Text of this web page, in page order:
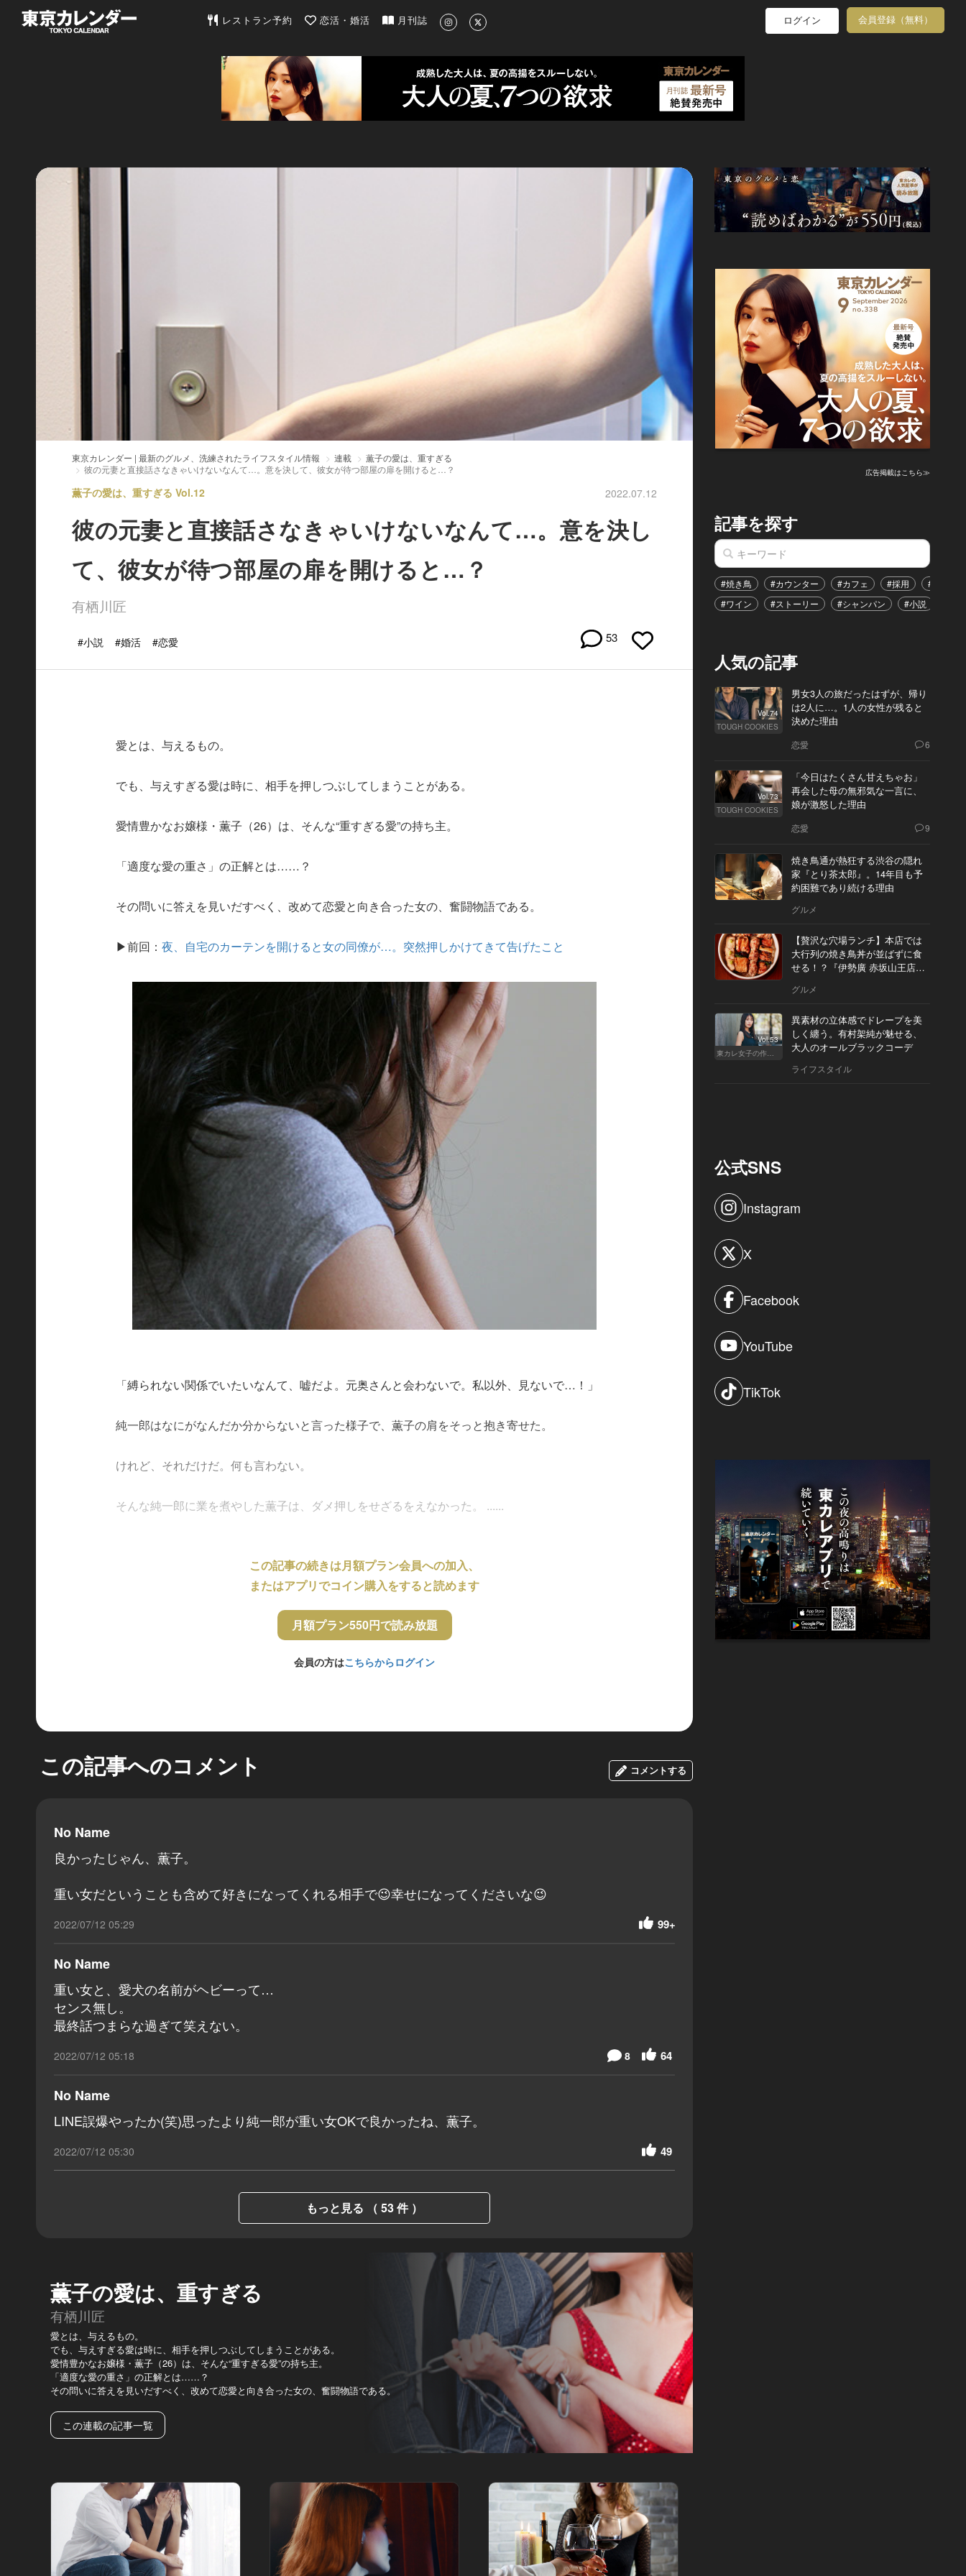
東京カレンダー | 最新のグルメ、洗練されたライフスタイル情報
レストラン予約 恋活・婚活 月刊誌 ログイン 会員登録（無料）
東京カレンダー | 最新のグルメ、洗練されたライフスタイル情報 連載
薫子の愛は、重すぎる
彼の元妻と直接話さなきゃいけないなんて…。意を決して、彼女が待つ部屋の扉を開けると…？
薫子の愛は、重すぎる Vol.12 2022.07.12
彼の元妻と直接話さなきゃいけないなんて…。意を決し
て、彼女が待つ部屋の扉を開けると…？
有栖川匠
#小説 #婚活 #恋愛 53
愛とは、与えるもの。
でも、与えすぎる愛は時に、相手を押しつぶしてしまうことがある。
愛情豊かなお嬢様・薫子（26）は、そんな“重すぎる愛”の持ち主。
「適度な愛の重さ」の正解とは……？
その問いに答えを見いだすべく、改めて恋愛と向き合った女の、奮闘物語である。
▶前回：夜、自宅のカーテンを開けると女の同僚が…。突然押しかけてきて告げたこと
「縛られない関係でいたいなんて、嘘だよ。元奥さんと会わないで。私以外、見ないで…！」
純一郎はなにがなんだか分からないと言った様子で、薫子の肩をそっと抱き寄せた。
けれど、それだけだ。何も言わない。
そんな純一郎に業を煮やした薫子は、ダメ押しをせざるをえなかった。 ......
この記事の続きは月額プラン会員への加入、
またはアプリでコイン購入をすると読めます
月額プラン550円で読み放題
会員の方はこちらからログイン
この記事へのコメント コメントする
No Name
良かったじゃん、薫子。
重い女だということも含めて好きになってくれる相手で😉幸せになってくださいな😉
2022/07/12 05:29 99+
No Name
重い女と、愛犬の名前がヘビーって…
センス無し。
最終話つまらな過ぎて笑えない。
2022/07/12 05:18 64
8
No Name
LINE誤爆やったか(笑)思ったより純一郎が重い女OKで良かったね、薫子。
2022/07/12 05:30 49
もっと見る （ 53 件 ）
薫子の愛は、重すぎる
有栖川匠
愛とは、与えるもの。
でも、与えすぎる愛は時に、相手を押しつぶしてしまうことがある。
愛情豊かなお嬢様・薫子（26）は、そんな“重すぎる愛”の持ち主。
「適度な愛の重さ」の正解とは……？
その問いに答えを見いだすべく、改めて恋愛と向き合った女の、奮闘物語である。
この連載の記事一覧
広告掲載はこちら≫
記事を探す
#焼き鳥 #カウンター #カフェ #採用
#恋愛
#ワイン
#ストーリー #シャンパン #小説
人気の記事
Vol.74
TOUGH COOKIES
男女3人の旅だったはずが、帰り
は2人に…。1人の女性が残ると
決めた理由
恋愛 6
Vol.73
TOUGH COOKIES
「今日はたくさん甘えちゃお」
再会した母の無邪気な一言に、
娘が激怒した理由
恋愛 9
焼き鳥通が熱狂する渋谷の隠れ
家『とり茶太郎』。14年目も予
約困難であり続ける理由
グルメ
【贅沢な穴場ランチ】本店では
大行列の焼き鳥丼が並ばずに食
せる！？『伊勢廣 赤坂山王店』
グルメ
Vol.53
東カレ女子の作り方
異素材の立体感でドレープを美
しく纏う。有村架純が魅せる、
大人のオールブラックコーデ
ライフスタイル
公式SNS
Instagram
X
Facebook
YouTube
TikTok